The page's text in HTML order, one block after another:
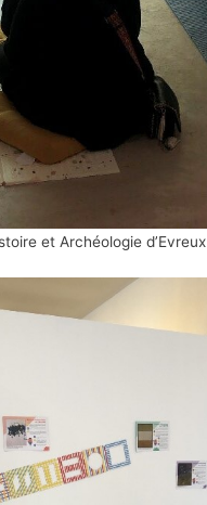
et Archéologie d’Evreux